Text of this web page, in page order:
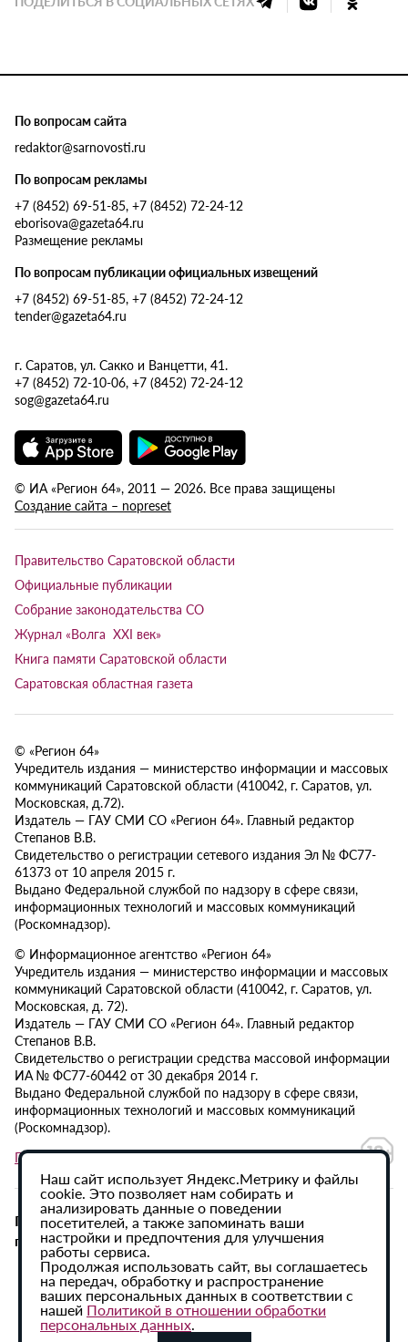
По вопросам сайта
redaktor@sarnovosti.ru
По вопросам рекламы
+7 (8452) 69-51-85, +7 (8452) 72-24-12
eborisova@gazeta64.ru
Размещение рекламы
По вопросам публикации официальных извещений
+7 (8452) 69-51-85, +7 (8452) 72-24-12
tender@gazeta64.ru
г. Саратов, ул. Сакко и Ванцетти, 41.
+7 (8452) 72-10-06, +7 (8452) 72-24-12
sog@gazeta64.ru
© ИА «Регион 64», 2011 — 2026. Все права защищены
Создание сайта – nopreset
Правительство Саратовской области
Официальные публикации
Собрание законодательства СО
Журнал «Волга XXI век»
Книга памяти Саратовской области
Саратовская областная газета
© «Регион 64»
Учредитель издания — министерство информации и массовых
коммуникаций Саратовской области (410042, г. Саратов, ул.
Московская, д.72).
Издатель — ГАУ СМИ СО «Регион 64». Главный редактор
Степанов В.В.
Свидетельство о регистрации сетевого издания Эл № ФС77-
61373 от 10 апреля 2015 г.
Выдано Федеральной службой по надзору в сфере связи,
информационных технологий и массовых коммуникаций
(Роскомнадзор).
© Информационное агентство «Регион 64»
Учредитель издания — министерство информации и массовых
коммуникаций Саратовской области (410042, г. Саратов, ул.
Московская, д. 72).
Издатель — ГАУ СМИ СО «Регион 64». Главный редактор
Степанов В.В.
Свидетельство о регистрации средства массовой информации
ИА № ФС77-60442 от 30 декабря 2014 г.
Выдано Федеральной службой по надзору в сфере связи,
информационных технологий и массовых коммуникаций
(Роскомнадзор).
Политика в отношении обработки персональных данных
При использовании материалов сайта активная
гиперссылка на ИА «Регион 64» обязательна.
Наш сайт использует Яндекс.Метрику и файлы
cookie. Это позволяет нам собирать и
анализировать данные о поведении
посетителей, а также запоминать ваши
настройки и предпочтения для улучшения
работы сервиса.
Продолжая использовать сайт, вы соглашаетесь
на передач, обработку и распространение
ваших персональных данных в соответствии с
нашей Политикой в отношении обработки
персональных данных.